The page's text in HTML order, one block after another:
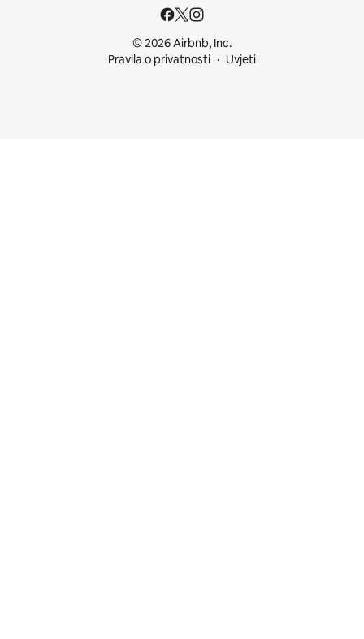
© 2026 Airbnb, Inc.
Pravila o privatnosti
Uvjeti